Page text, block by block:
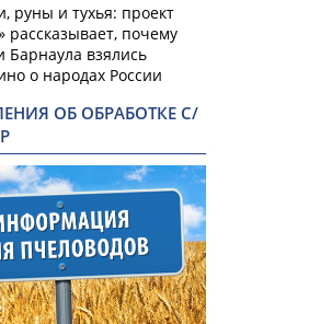
руны и тухья: проект
рассказывает, почему
Барнаула взялись
о народах России
ОБ ОБРАБОТКЕ С/